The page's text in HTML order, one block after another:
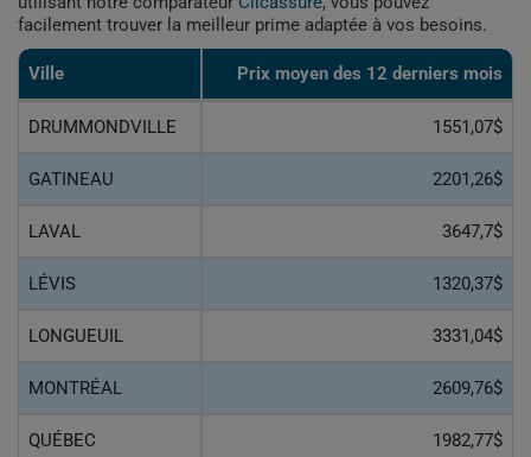
facilement trouver la meilleur prime adaptée à vos besoins.
Ville Prix ​​moyen des 12 derniers mois
DRUMMONDVILLE 1551,07$
GATINEAU 2201,26$
LAVAL 3647,7$
LÉVIS 1320,37$
LONGUEUIL 3331,04$
MONTRÉAL 2609,76$
QUÉBEC 1982,77$